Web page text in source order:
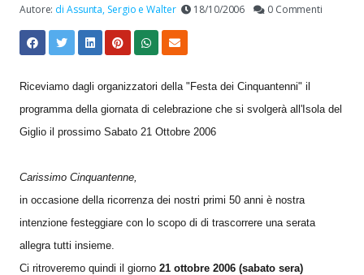
Autore: di Assunta, Sergio e Walter 18/10/2006 0 Commenti
Riceviamo dagli organizzatori della "Festa dei Cinquantenni" il
programma della giornata di celebrazione che si svolgerà all'Isola del
Giglio il prossimo Sabato 21 Ottobre 2006
Carissimo Cinquantenne,
in occasione della ricorrenza dei nostri primi 50 anni è nostra
intenzione festeggiare con lo scopo di di trascorrere una serata
allegra tutti insieme.
Ci ritroveremo quindi il giorno 21 ottobre 2006 (sabato sera)